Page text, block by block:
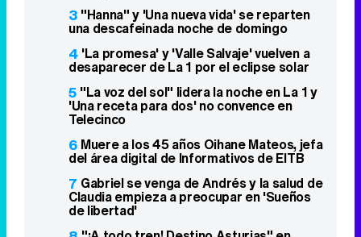
3 "Hanna" y 'Una nueva vida' se reparten
una descafeinada noche de domingo
4 'La promesa' y 'Valle Salvaje' vuelven a
desaparecer de La 1 por el eclipse solar
5 "La voz del sol" lidera la noche en La 1 y
'Una receta para dos' no convence en
Telecinco
6 Muere a los 45 años Oihane Mateos, jefa
del área digital de Informativos de EITB
7 Gabriel se venga de Andrés y la salud de
Claudia empieza a preocupar en 'Sueños
de libertad'